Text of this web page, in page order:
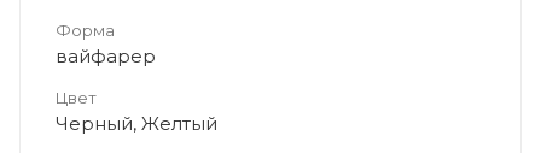
Форма
вайфарер
Цвет
Черный, Желтый